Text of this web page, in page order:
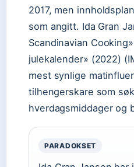
2017, men
som angitt. Ida Gran
Scandinavian
julekalender» (2022)
mest synlige
tilhengerskare som
hverdagsmiddager og
PARADOKSET